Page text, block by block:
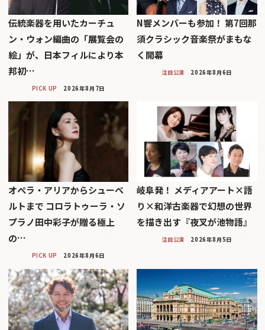
伝統楽器を用いたカーチュ
ン・ウォン編曲の「展覧会の
絵」が、日本フィルにより本
邦初…
PICK UP 2026年8月7日
N響メンバーも参加！ 第7回那
須クラシック音楽祭がまもな
く開幕
注目公演 2026年8月6日
オペラ・アリアからシューベ
ルトまで コロラトゥーラ・ソ
プラノ田中彩子が贈る極上
の…
PICK UP 2026年8月6日
岐阜発！ メディアアート×語
り×和洋古楽器で幻想の世界
を描き出す『夜叉が池物語』
注目公演 2026年8月5日